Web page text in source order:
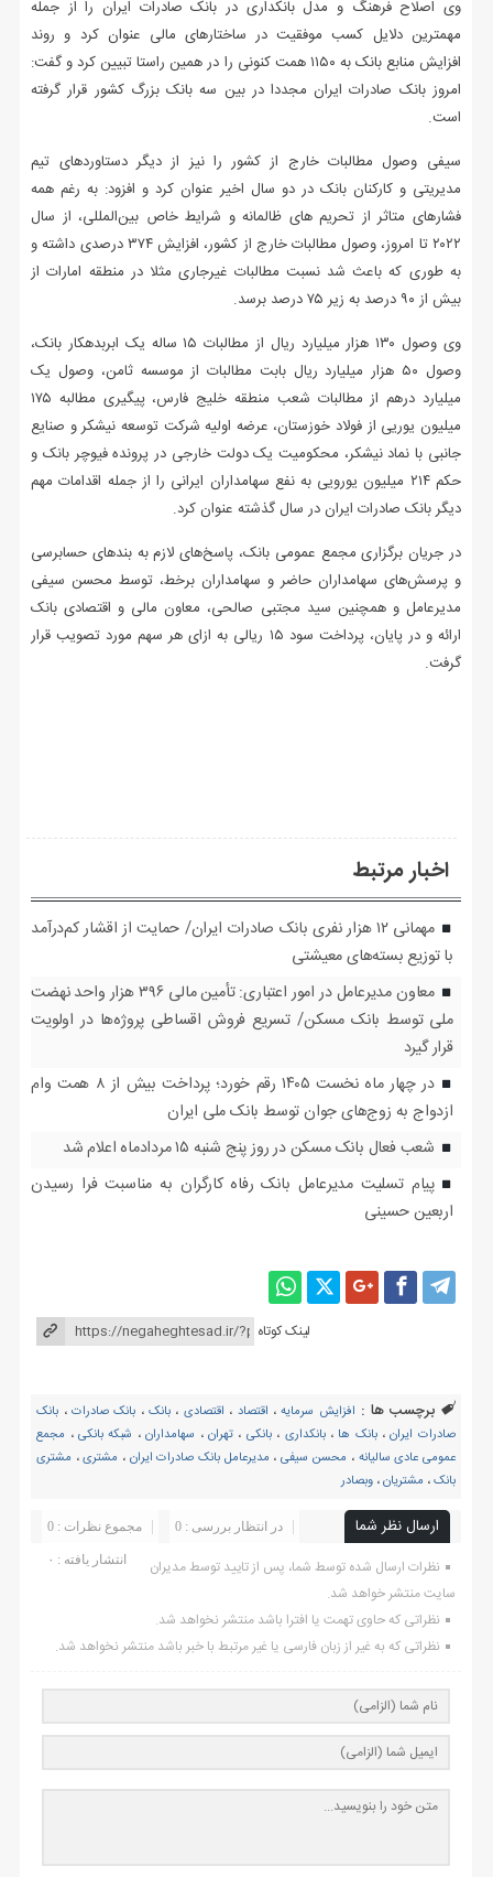
وی اصلاح فرهنگ و مدل بانکداری در بانک صادرات ایران را از جمله
مهمترین دلایل کسب موفقیت در ساختارهای مالی عنوان کرد و روند
افزایش منابع بانک به ۱۱۵۰ همت کنونی را در همین راستا تبیین کرد و گفت:
امروز بانک صادرات ایران مجددا در بین سه بانک بزرگ کشور قرار گرفته
است.
سیفی وصول مطالبات خارج از کشور را نیز از دیگر دستاوردهای تیم
مدیریتی و کارکنان بانک در دو سال اخیر عنوان کرد و افزود: به رغم همه
فشارهای متاثر از تحریم های ظالمانه و شرایط خاص بین‌المللی، از سال
۲۰۲۲ تا امروز، وصول مطالبات خارج از کشور، افزایش ۳۷۴ درصدی داشته و
به طوری که باعث شد نسبت مطالبات غیرجاری مثلا در منطقه امارات از
بیش از ۹۰ درصد به زیر ۷۵ درصد برسد.
وی وصول ۱۳۰ هزار میلیارد ریال از مطالبات ۱۵ ساله یک ابربدهکار بانک،
وصول ۵۰ هزار میلیارد ریال بابت مطالبات از موسسه ثامن، وصول یک
میلیارد درهم از مطالبات شعب منطقه خلیج فارس، پیگیری مطالبه ۱۷۵
میلیون یوریی از فولاد خوزستان، عرضه اولیه شرکت توسعه نیشکر و صنایع
جانبی با نماد نیشکر، محکومیت یک دولت خارجی در پرونده فیوچر بانک و
حکم ۲۱۴ میلیون یورویی به نفع سهامداران ایرانی را از جمله اقدامات مهم
دیگر بانک صادرات ایران در سال گذشته عنوان کرد.
در جریان برگزاری مجمع عمومی بانک، پاسخ‌های لازم به بندهای حسابرسی
و پرسش‌های سهامداران حاضر و سهامداران برخط، توسط محسن سیفی
مدیرعامل و همچنین سید مجتبی صالحی، معاون مالی و اقتصادی بانک
ارائه و در پایان، پرداخت سود ۱۵ ریالی به ازای هر سهم مورد تصویب قرار
گرفت.
اخبار مرتبط
مهمانی ۱۲ هزار نفری بانک صادرات ایران/ حمایت از اقشار کم‌درآمد
با توزیع بسته‌های معیشتی
معاون مدیرعامل در امور اعتباری: تأمین مالی ۳۹۶ هزار واحد نهضت
ملی توسط بانک مسکن/ تسریع فروش اقساطی پروژه‌ها در اولویت
قرار گیرد
در چهار ماه نخست ۱۴۰۵ رقم خورد؛ پرداخت بیش از ۸ همت وام
ازدواج به زوج‌های جوان توسط بانک ملی ایران
شعب فعال بانک مسکن در روز پنج شنبه ۱۵ مردادماه اعلام شد
پیام تسلیت مدیرعامل بانک رفاه کارگران به مناسبت فرا رسیدن
اربعین حسینی
لینک کوتاه
برچسب ها : افزایش سرمایه، اقتصاد ، اقتصادی ، بانک، بانک صادرات ، بانک
صادرات ایران،بانک ها ،بانکداری ،بانکی ،تهران ، سهامداران، شبکه بانکی ، مجمع
عمومی عادی سالیانه ، محسن سیفی ، مدیرعامل بانک صادرات ایران ، مشتری، مشتری
بانک، مشتریان،وبصادر
ارسال نظر شما مجموع نظرات : 0 در انتظار بررسی : 0
انتشار یافته : ۰
نظرات ارسال شده توسط شما، پس از تایید توسط مدیران
سایت منتشر خواهد شد.
نظراتی که حاوی تهمت یا افترا باشد منتشر نخواهد شد.
نظراتی که به غیر از زبان فارسی یا غیر مرتبط با خبر باشد منتشر نخواهد شد.